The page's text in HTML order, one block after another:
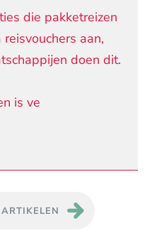
die pakketreizen
aan,
doen dit.
is ve